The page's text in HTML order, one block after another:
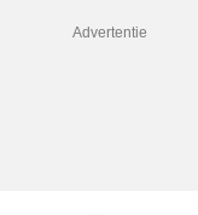
Advertentie